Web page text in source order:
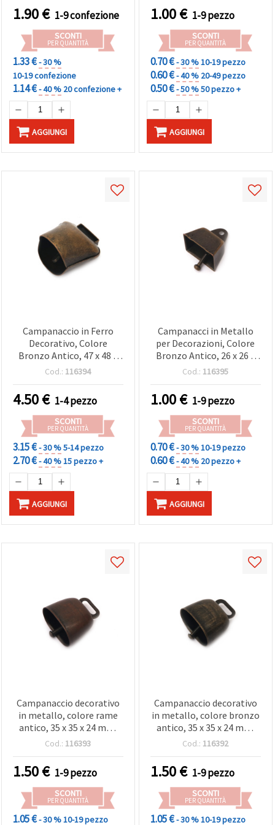
1.90€ 1-9 confezione
SCONTI
PER QUANTITÀ
1.33 €- 30 %
10-19 confezione
1.14 €- 40 % 20 confezione +
AGGIUNGI
1.00€ 1-9 pezzo
SCONTI
PER QUANTITÀ
0.70 €- 30 %10-19 pezzo
0.60 €- 40 % 20-49 pezzo
0.50 €- 50 %50 pezzo +
AGGIUNGI
Campanaccio in Ferro
Decorativo, Colore
Bronzo Antico, 47 x 48 x
34 mm, Foro 22 mm
Cod.: 116394
4.50€ 1-4 pezzo
SCONTI
PER QUANTITÀ
3.15 €- 30 %5-14 pezzo
2.70 €- 40 %15 pezzo +
AGGIUNGI
Campanacci in Metallo
per Decorazioni, Colore
Bronzo Antico, 26 x 26 x
20 mm, Foro 3 mm
Cod.: 116395
1.00€ 1-9 pezzo
SCONTI
PER QUANTITÀ
0.70 €- 30 %10-19 pezzo
0.60 €- 40 % 20 pezzo +
AGGIUNGI
Campanaccio decorativo
in metallo, colore rame
antico, 35 x 35 x 24 mm,
foro 14 mm
Cod.: 116393
1.50€ 1-9 pezzo
SCONTI
PER QUANTITÀ
1.05 €- 30 %10-19 pezzo
Campanaccio decorativo
in metallo, colore bronzo
antico, 35 x 35 x 24 mm,
foro 14 mm, per
Cod.: 116392
1.50€ 1-9 pezzo
SCONTI
PER QUANTITÀ
1.05 €- 30 %10-19 pezzo